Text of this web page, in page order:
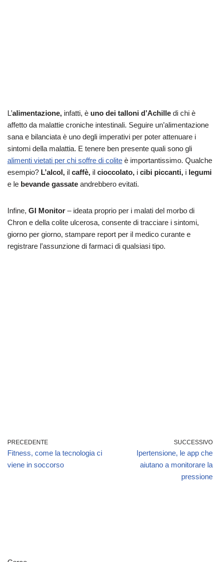
L’alimentazione, infatti, è uno dei talloni d’Achille di chi è
affetto da malattie croniche intestinali. Seguire un’alimentazione
sana e bilanciata è uno degli imperativi per poter attenuare i
sintomi della malattia. E tenere ben presente quali sono gli
alimenti vietati per chi soffre di colite è importantissimo. Qualche
esempio? L’alcol, il caffè, il cioccolato, i cibi piccanti, i legumi
e le bevande gassate andrebbero evitati.
Infine, GI Monitor – ideata proprio per i malati del morbo di
Chron e della colite ulcerosa, consente di tracciare i sintomi,
giorno per giorno, stampare report per il medico curante e
registrare l’assunzione di farmaci di qualsiasi tipo.
PRECEDENTE
Fitness, come la tecnologia ci
viene in soccorso
SUCCESSIVO
Ipertensione, le app che
aiutano a monitorare la
pressione